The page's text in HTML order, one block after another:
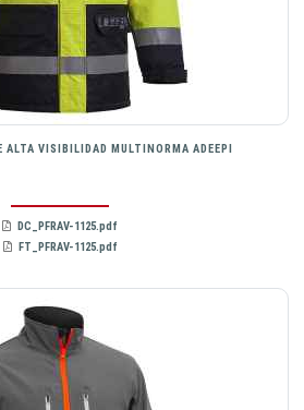
ALTA VISIBILIDAD MULTINORMA ADEEPI
DC_PFRAV-1125.pdf
FT_PFRAV-1125.pdf